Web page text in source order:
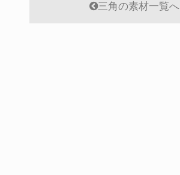
三角の素材一覧へ